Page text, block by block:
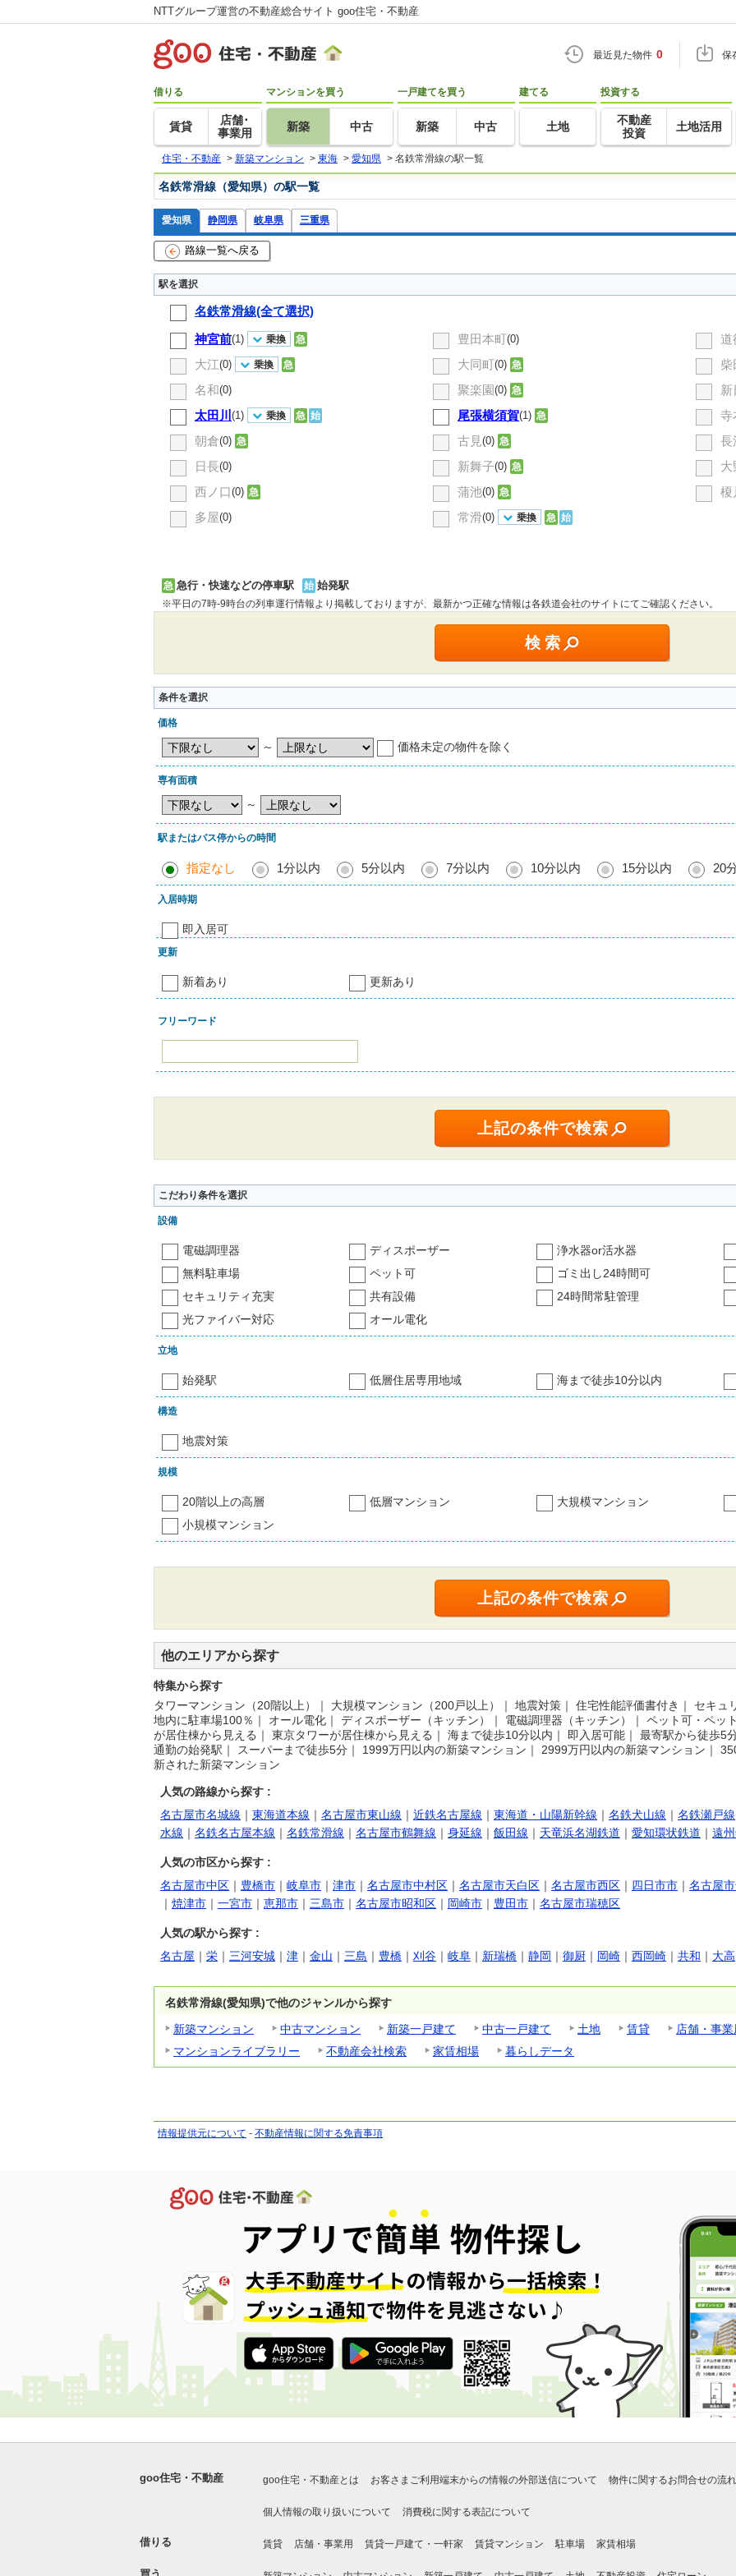
NTTグループ運営の不動産総合サイト goo住宅・不動産
最近見た物件 0 保
借りる
賃貸
店舗･
事業用
マンションを買う
新築 中古
一戸建てを買う
新築 中古
建てる
土地
投資する
不動産
投資
土地活用
住宅・不動産 > 新築マンション > 東海 > 愛知県 > 名鉄常滑線の駅一覧
名鉄常滑線（愛知県）の駅一覧
愛知県 静岡県 岐阜県 三重県
路線一覧へ戻る
駅を選択
名鉄常滑線(全て選択)
神宮前(1) 乗換 急 豊田本町(0)
道
大江(0) 乗換 急 大同町(0) 急
柴
名和(0) 聚楽園(0) 急
新
太田川 (1) 乗換 急 始 尾張横須賀(1) 急
寺
朝倉(0) 急 古見(0) 急
長
日長(0) 新舞子(0) 急
大
西ノ口(0) 急 蒲池(0) 急
榎
多屋(0) 常滑(0) 乗換 急 始
急 急行・快速などの停車駅 始 始発駅
※平日の7時-9時台の列車運行情報より掲載しておりますが、最新かつ正確な情報は各鉄道会社のサイトにてご確認ください。
条件を選択
価格
～ 価格未定の物件を除く
専有面積
～
駅またはバス停からの時間
指定なし 1分以内 5分以内 7分以内 10分以内 15分以内 20
入居時期
即入居可
更新
新着あり 更新あり
フリーワード
こだわり条件を選択
設備
電磁調理器 ディスポーザー
浄水器or活水器
無料駐車場
ペット可
ゴミ出し24時間可
セキュリティ充実
共有設備
24時間常駐管理
光ファイバー対応
オール電化
立地
始発駅 低層住居専用地域 海まで徒歩10分以内
構造
地震対策
規模
20階以上の高層 低層マンション
大規模マンション
小規模マンション
他のエリアから探す
特集から探す
タワーマンション（20階以上）
｜ 大規模マンション（200戸以上） ｜ 地震対策 ｜ 住宅性能評価書付き ｜ セキュ
地内に駐車場100％ ｜ オール電化 ｜ ディスポーザー（キッチン） ｜ 電磁調理器（キッチン） ｜ ペット可・ペッ
が居住棟から見える ｜ 東京タワーが居住棟から見える ｜ 海まで徒歩10分以内 ｜ 即入居可能 ｜ 最寄駅から徒歩5
通勤の始発駅 ｜ スーパーまで徒歩5分 ｜ 1999万円以内の新築マンション ｜ 2999万円以内の新築マンション ｜
新された新築マンション
人気の路線から探す :
名古屋市名城線 ｜ 東海道本線 ｜ 名古屋市東山線 ｜ 近鉄名古屋線 ｜ 東海道・山陽新幹線 ｜ 名鉄犬山線 ｜ 名鉄瀬戸線
水線 ｜ 名鉄名古屋本線 ｜ 名鉄常滑線 ｜ 名古屋市鶴舞線 ｜ 身延線 ｜ 飯田線 ｜ 天竜浜名湖鉄道 ｜ 愛知環状鉄道 ｜ 遠
人気の市区から探す :
名古屋市中区 ｜ 豊橋市 ｜ 岐阜市 ｜ 津市 ｜ 名古屋市中村区 ｜ 名古屋市天白区 ｜ 名古屋市西区 ｜ 四日市市 ｜ 名古屋
｜ 焼津市 ｜ 一宮市 ｜ 恵那市 ｜ 三島市 ｜ 名古屋市昭和区 ｜ 岡崎市 ｜ 豊田市 ｜ 名古屋市瑞穂区
人気の駅から探す :
名古屋 ｜ 栄 ｜ 三河安城 ｜ 津 ｜ 金山 ｜ 三島 ｜ 豊橋 ｜ 刈谷 ｜ 岐阜 ｜ 新瑞橋 ｜ 静岡 ｜ 御厨 ｜ 岡崎 ｜ 西岡崎 ｜ 共和 ｜ 大高
名鉄常滑線(愛知県)で他のジャンルから探す
新築マンション
中古マンション 新築一戸建て 中古一戸建て 土地 賃貸
店舗・事業
マンションライブラリー
不動産会社検索 家賃相場 暮らしデータ
情報提供元について - 不動産情報に関する免責事項
goo住宅・不動産 goo住宅・不動産とは お客さまご利用端末からの情報の外部送信について 物件に関するお問合せの流れ
個人情報の取り扱いについて 消費税に関する表記について
借りる 賃貸 店舗・事業用 賃貸一戸建て・一軒家 賃貸マンション 駐車場 家賃相場